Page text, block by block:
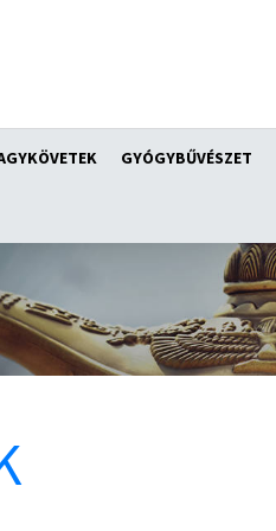
GYÓGYBŰVÉSZET